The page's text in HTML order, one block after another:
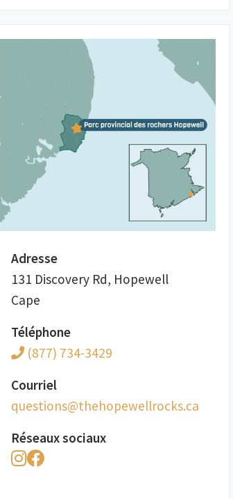
Adresse
131 Discovery Rd, Hopewell
Cape
Téléphone
(877) 734-3429
Courriel
ac.skcorllewepoheht@snoitseuq
Réseaux sociaux